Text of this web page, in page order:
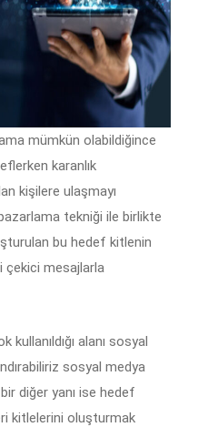
mümkün olabildiğince
karanlık
kişilere ulaşmayı
tekniği ile birlikte
bu hedef kitlenin
çekici mesajlarla
alanı sosyal
sosyal medya
diğer yanı ise hedef
kitlelerini oluşturmak